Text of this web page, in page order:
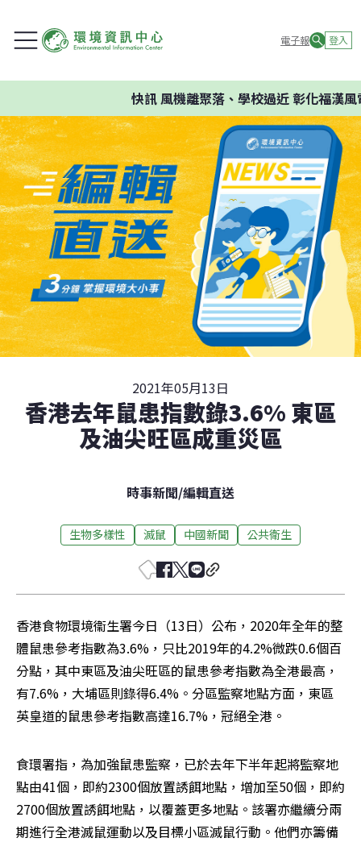
電子報 登入
快訊風機離聚落、學校過近 彰化福漢風
2021年05月13日
香港去年鼠患指數錄3.6% 東區
及油尖旺區成重災區
時事新聞/編輯直送
生物多樣性 滅鼠 中國新聞 公共衛生
香港食物環境衞生署今日（13日）公布，2020年全年的整
體鼠患參考指數為3.6%，只比2019年的4.2%微跌0.6個百
分點，其中東區及油尖旺區的鼠患參考指數為全港最高，
有7.6%，大埔區則錄得6.4%。分區監察地點方面，東區
英皇道的鼠患參考指數高達16.7%，冠絕全港。
食環署指，為加強鼠患監察，已於去年下半年起將監察地
點由41個，即約2300個放置誘餌地點，增加至50個，即約
2700個放置誘餌地點，以覆蓋更多地點。該署亦繼續分兩
期進行全港滅鼠運動以及目標小區滅鼠行動。他們亦籌備